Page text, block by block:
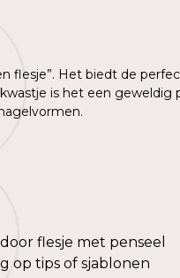
flesje”. Het biedt de
is het een
flesje met penseel
op tips of sjablonen